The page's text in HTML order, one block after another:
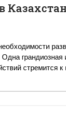
Одна
стремится